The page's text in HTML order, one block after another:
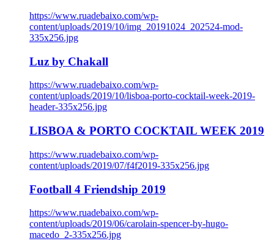
https://www.ruadebaixo.com/wp-
content/uploads/2019/10/img_20191024_202524-mod-
335x256.jpg
Luz by Chakall
https://www.ruadebaixo.com/wp-
content/uploads/2019/10/lisboa-porto-cocktail-week-2019-
header-335x256.jpg
LISBOA & PORTO COCKTAIL WEEK 2019
https://www.ruadebaixo.com/wp-
content/uploads/2019/07/f4f2019-335x256.jpg
Football 4 Friendship 2019
https://www.ruadebaixo.com/wp-
content/uploads/2019/06/carolain-spencer-by-hugo-
macedo_2-335x256.jpg